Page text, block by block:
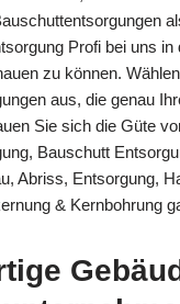
Profi bei uns in
zu können.
aus, die genau
Sie sich die Güte
Bauschutt
Abriss, Entsorgung,
& Kernbohrung